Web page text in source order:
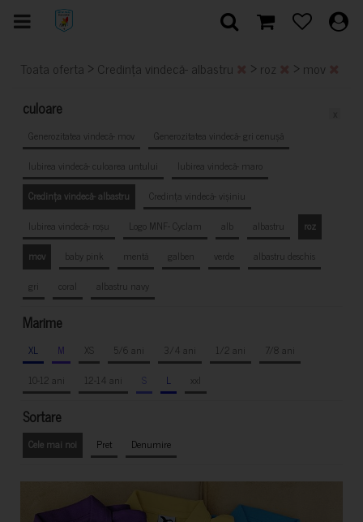
Toata oferta > Credința vindecă- albastru > roz > mov
culoare
Generozitatea vindecă- mov
Generozitatea vindecă- gri cenușă
Iubirea vindecă- culoarea untului
Iubirea vindecă- maro
Credința vindecă- albastru
Credința vindecă- vișiniu
Iubirea vindecă- roșu
Logo MNF- Cyclam alb albastru
roz
mov
baby pink mentă galben verde
albastru deschis
gri
coral albastru navy
Marime
XL M XS 5/6 ani 3/4 ani 1/2 ani
7/8 ani
10-12 ani
12-14 ani S L xxl
Sortare
Cele mai noi Pret Denumire